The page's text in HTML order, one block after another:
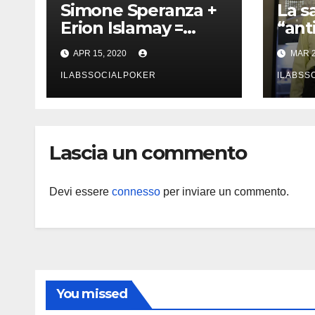
Simone Speranza +
Erion Islamay =
grinding, trading e
coaching!
APR 15, 2020
ILABSSOCIALPOKER
La
diMAR
Lascia un commento
Devi essere connesso per inviare un commento.
You missed